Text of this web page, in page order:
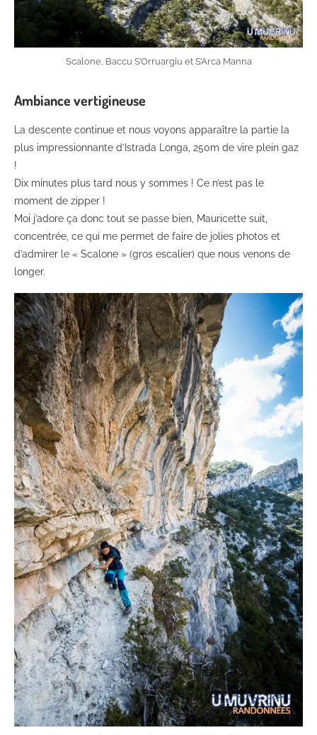
Scalone, Baccu S’Orruargiu et S’Arca Manna
Ambiance vertigineuse
La descente continue et nous voyons apparaître la partie la
plus impressionnante d’Istrada Longa, 250m de vire plein gaz
!
Dix minutes plus tard nous y sommes ! Ce n’est pas le
moment de zipper !
Moi j’adore ça donc tout se passe bien, Mauricette suit,
concentrée, ce qui me permet de faire de jolies photos et
d’admirer le « Scalone » (gros escalier) que nous venons de
longer.